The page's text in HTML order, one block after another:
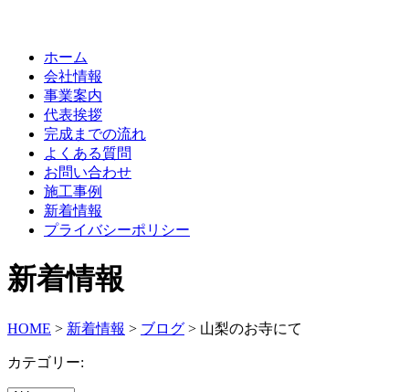
ホーム
会社情報
事業案内
代表挨拶
完成までの流れ
よくある質問
お問い合わせ
施工事例
新着情報
プライバシーポリシー
新着情報
HOME > 新着情報 > ブログ > 山梨のお寺にて
カテゴリー: